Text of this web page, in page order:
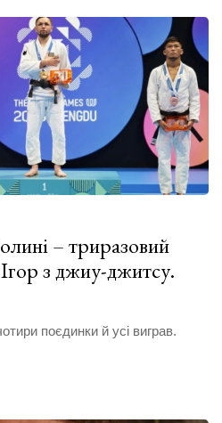
– триразовий
Ігор з джиу-джитсу.
поєдинки й усі виграв.